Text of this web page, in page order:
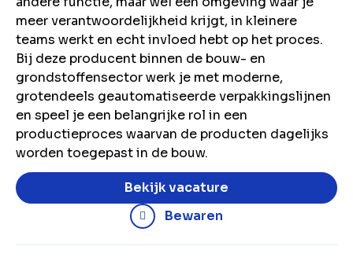
meer verantwoordelijkheid krijgt, in kleinere
teams werkt en echt invloed hebt op het proces.
Bij deze producent binnen de bouw- en
grondstoffensector werk je met moderne,
grotendeels geautomatiseerde verpakkingslijnen
en speel je een belangrijke rol in een
productieproces waarvan de producten dagelijks
worden toegepast in de bouw.
Bekijk vacature
Bewaren